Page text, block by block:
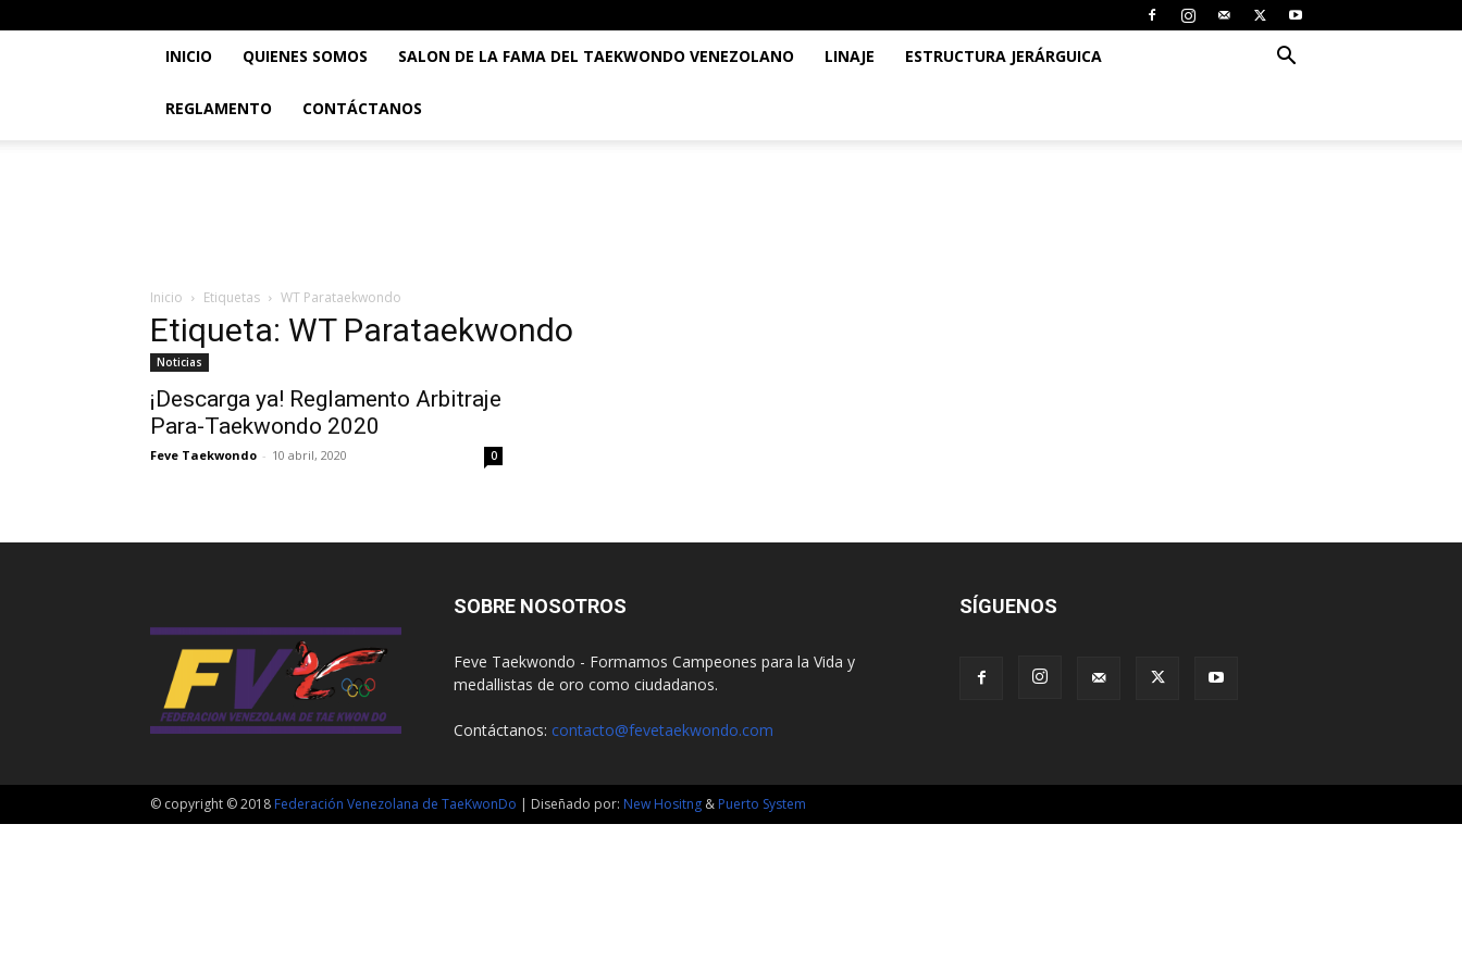
INICIO QUIENES SOMOS SALON DE LA FAMA DEL TAEKWONDO VENEZOLANO LINAJE ESTRUCTURA JERÁRGUICA
REGLAMENTO CONTÁCTANOS
Inicio Etiquetas WT Parataekwondo
Etiqueta: WT Parataekwondo
Noticias
¡Descarga ya! Reglamento Arbitraje
Para-Taekwondo 2020
Feve Taekwondo - 10 abril, 2020 0
SOBRE NOSOTROS
Feve Taekwondo - Formamos Campeones para la Vida y
medallistas de oro como ciudadanos.
Contáctanos: contacto@fevetaekwondo.com
SÍGUENOS
© copyright © 2018 Federación Venezolana de TaeKwonDo | Diseñado por: New Hositng & Puerto System